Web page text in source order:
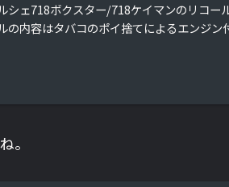
シェ718ボクスター/718ケイマンのリコ
内容はタバコのポイ捨てによるエンジン
。